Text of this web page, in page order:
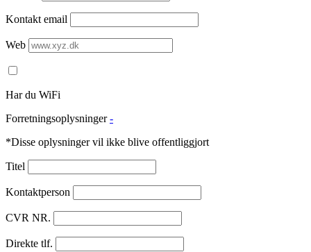
Kontakt email
Web
Har du WiFi
Forretningsoplysninger -
*Disse oplysninger vil ikke blive offentliggjort
Titel
Kontaktperson
CVR NR.
Direkte tlf.